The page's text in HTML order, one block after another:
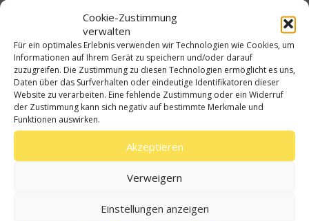
Cookie-Zustimmung
verwalten
Für ein optimales Erlebnis verwenden wir Technologien wie Cookies, um
Informationen auf Ihrem Gerät zu speichern und/oder darauf
zuzugreifen. Die Zustimmung zu diesen Technologien ermöglicht es uns,
Daten über das Surfverhalten oder eindeutige Identifikatoren dieser
Website zu verarbeiten. Eine fehlende Zustimmung oder ein Widerruf
der Zustimmung kann sich negativ auf bestimmte Merkmale und
Funktionen auswirken.
Akzeptieren
Verweigern
Einstellungen anzeigen
Mittelschwer